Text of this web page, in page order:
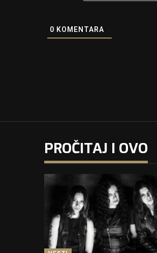
0 KOMENTARA
PROČITAJ I OVO